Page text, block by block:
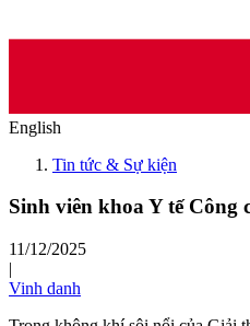
English
Tin tức & Sự kiện
Sinh viên khoa Y tế Công
11/12/2025
|
Vinh danh